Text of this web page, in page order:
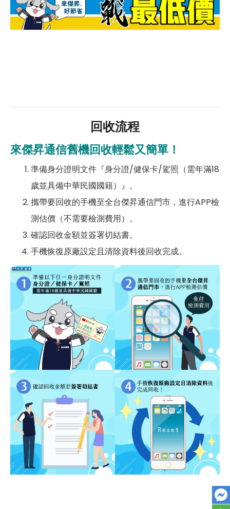
回收流程
來傑昇通信舊機回收輕鬆又簡單！
準備身分證明文件『身分證/健保卡/駕照（需年滿18
歲並具備中華民國國籍）』。
攜帶要回收的手機至全台傑昇通信門市，進行APP檢
測估價（不需要檢測費用）。
確認回收金額並簽署切結書。
手機恢復原廠設定且清除資料後回收完成。